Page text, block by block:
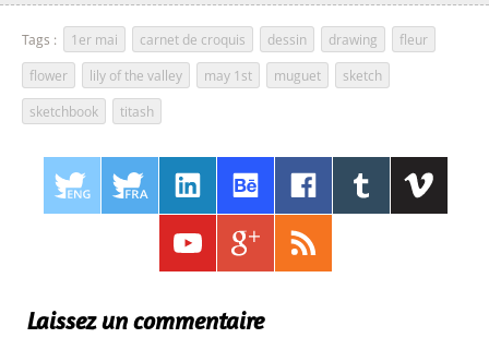
Tags : 1er mai carnet de croquis dessin drawing fleur
flower lily of the valley may 1st muguet sketch
sketchbook titash
Laissez un commentaire